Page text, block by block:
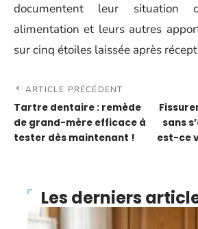
documentent leur situation
alimentation et leurs autres
sur cinq étoiles laissée après
ARTICLE PRÉCÉDENT
Tartre dentaire : remède
de grand-mère efficace à
tester dès maintenant !
sans
est-ce
Les derniers